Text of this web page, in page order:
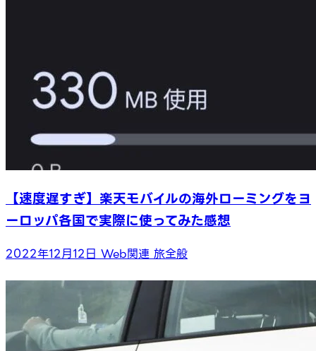
【速度遅すぎ】楽天モバイルの海外ローミングをヨ
ーロッパ各国で実際に使ってみた感想
2022年12月12日 Web関連 旅全般